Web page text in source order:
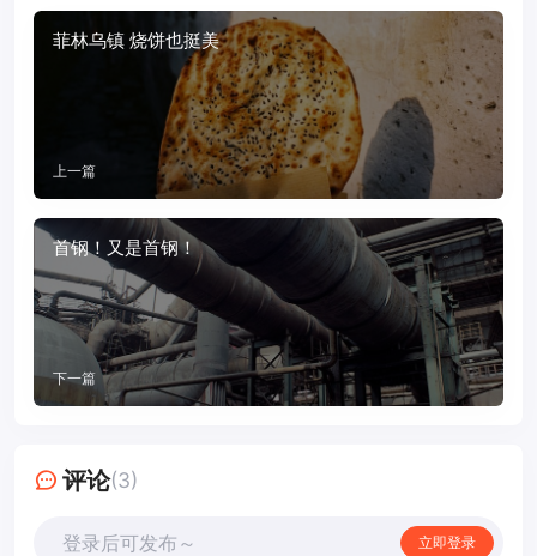
菲林乌镇 烧饼也挺美
上一篇
首钢！又是首钢！
下一篇
评论(3)
登录后可发布～ 立即登录